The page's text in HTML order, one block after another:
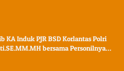
KA Induk PJR BSD Korlantas Polri
bersama Personilnya
Merah Putih Berserta Tiangnya